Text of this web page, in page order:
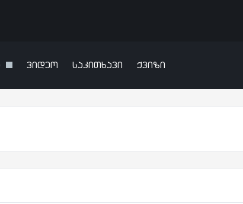
ვიდეო საკითხავი ქვიზი